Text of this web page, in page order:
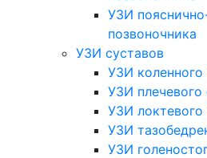
УЗИ
позвоночника
УЗИ суставов
УЗИ коленного
УЗИ плечевого
УЗИ локтевого
УЗИ
УЗИ